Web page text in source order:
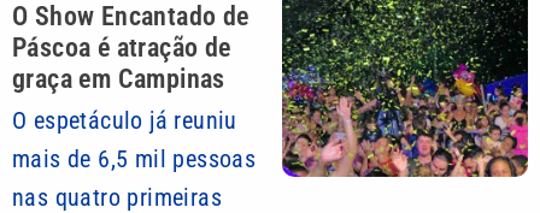
O Show Encantado de
Páscoa é atração de
graça em Campinas
O espetáculo já reuniu
mais de 6,5 mil pessoas
nas quatro primeiras